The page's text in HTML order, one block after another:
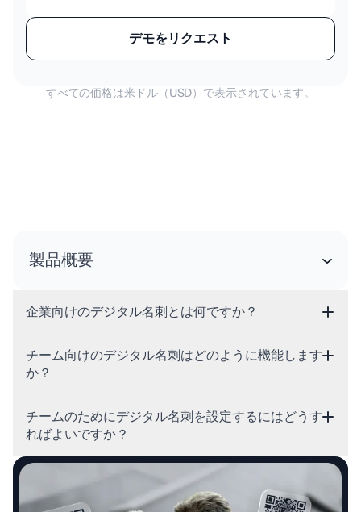
デモをリクエスト
すべての価格は米ドル（USD）で表示されています。
製品概要
企業向けのデジタル名刺とは何ですか？
チーム向けのデジタル名刺はどのように機能します
か？
チームのためにデジタル名刺を設定するにはどうす
ればよいですか？